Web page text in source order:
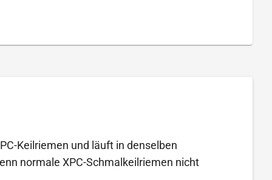
Keilriemen und läuft in denselben
normale XPC-Schmalkeilriemen nicht